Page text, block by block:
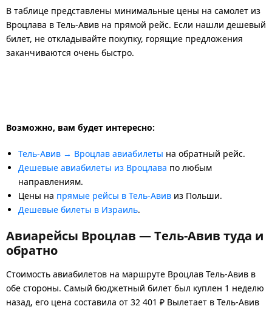
В таблице представлены минимальные цены на самолет из
Вроцлава в Тель-Авив на прямой рейс. Если нашли дешевый
билет, не откладывайте покупку, горящие предложения
заканчиваются очень быстро.
Возможно, вам будет интересно:
Тель-Авив → Вроцлав авиабилеты на обратный рейс.
Дешевые авиабилеты из Вроцлава по любым
направлениям.
Цены на прямые рейсы в Тель-Авив из Польши.
Дешевые билеты в Израиль.
Авиарейсы Вроцлав — Тель-Авив туда и
обратно
Стоимость авиабилетов на маршруте Вроцлав Тель-Авив в
обе стороны. Самый бюджетный билет был куплен 1 неделю
назад, его цена составила от 32 401 ₽ Вылетает в Тель-Авив